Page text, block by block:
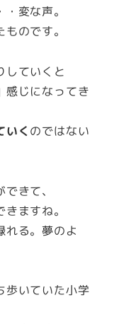
変な声。
のです。
していくと
感じになってき
いくのではない
きて、
ますね。
れる。夢のよ
歩いていた小学